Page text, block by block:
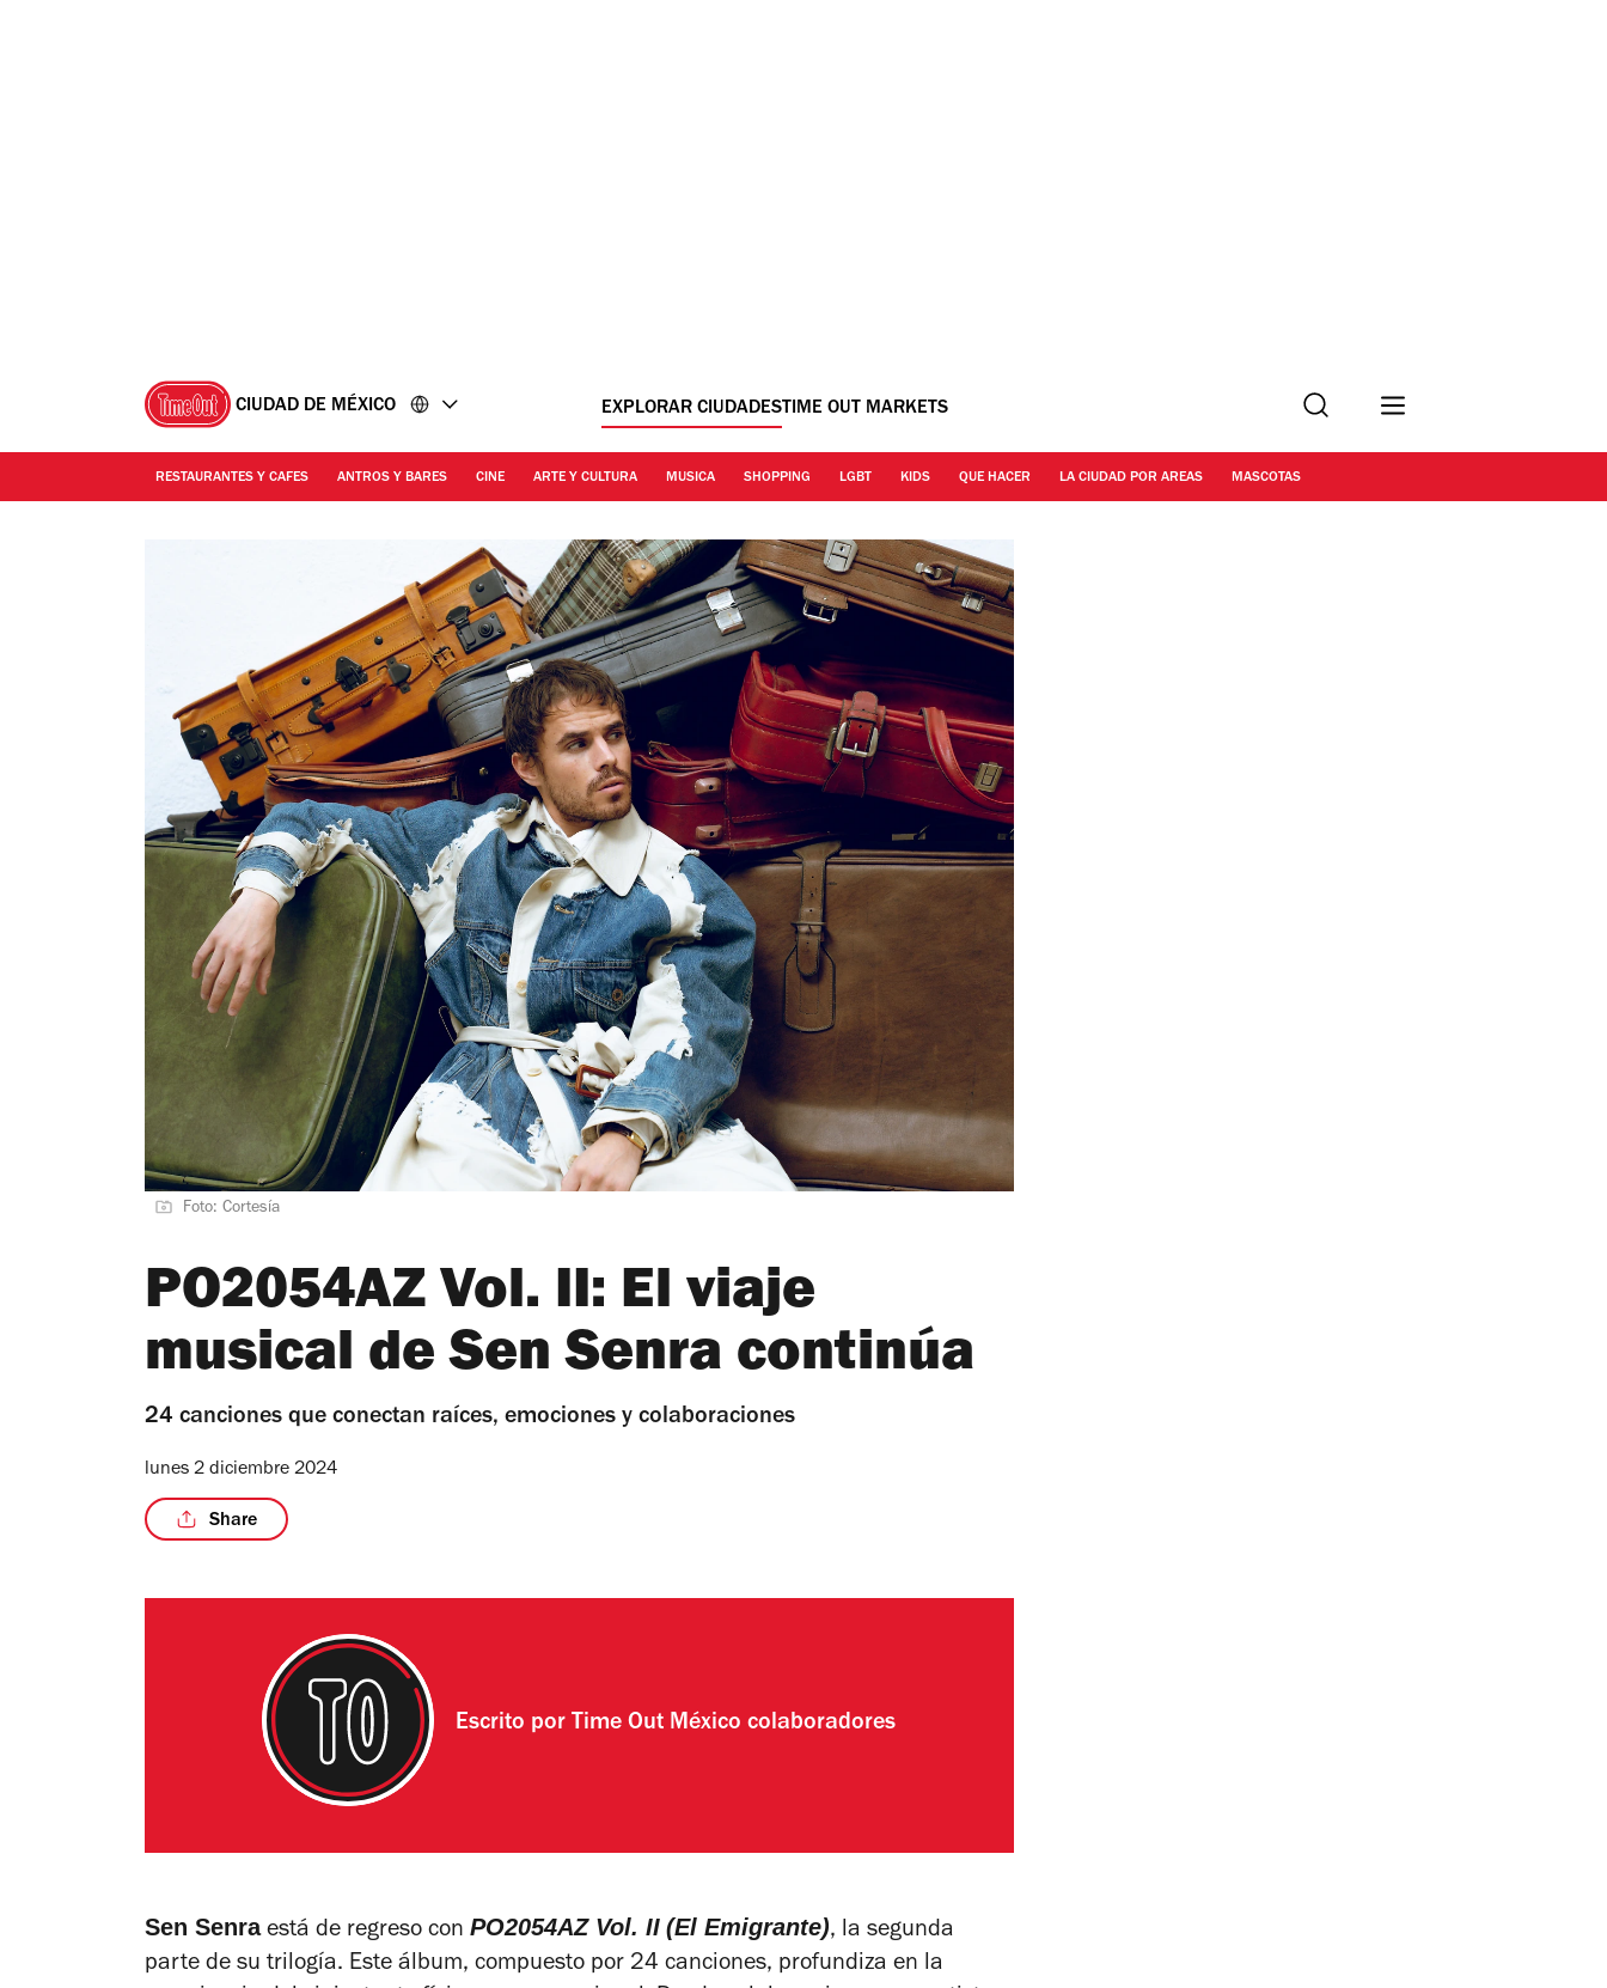
CIUDAD DE MÉXICO EXPLORAR CIUDADESTIME OUT MARKETS Buscar
RESTAURANTES Y CAFES ANTROS Y BARES CINE ARTE Y CULTURA MUSICA SHOPPING LGBT KIDS QUE HACER LA CIUDAD POR AREAS MASCOTAS
Foto: Cortesía
PO2054AZ Vol. II: El viaje
musical de Sen Senra continúa
24 canciones que conectan raíces, emociones y colaboraciones
lunes 2 diciembre 2024
Share
Escrito por Time Out México colaboradores
Sen Senraestá de regreso con PO2054AZ Vol. II (El Emigrante), la segunda
parte de su trilogía. Este álbum, compuesto por 24 canciones, profundiza en la